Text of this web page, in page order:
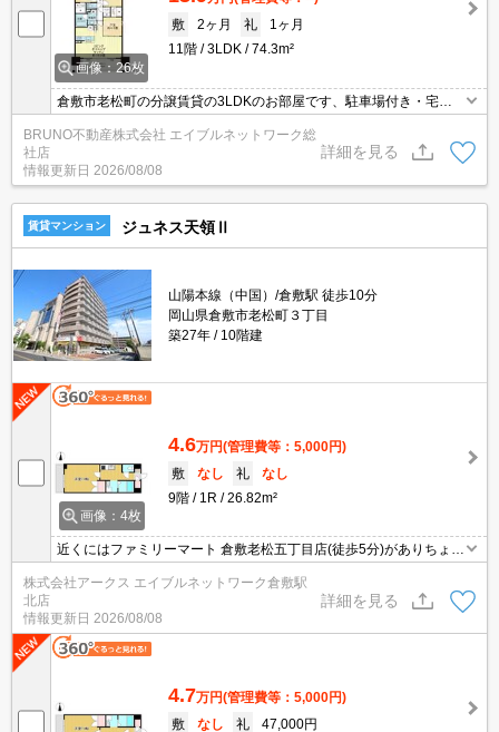
画像：26枚
敷
2ヶ月 礼
1ヶ月
11階
3LDK 74.3m²
倉敷市老松町の分譲賃貸の3LDKのお部屋です、駐車場付き・宅配
ボックスもあります、近隣にスーパー・コンビニなどお店多数あり
ます。JR倉敷駅まで徒歩圏です。
BRUNO不動産株式会社 エイブルネットワーク総
社店
情報更新日 2026/08/08
詳細を見る
賃貸マンション ジュネス天領Ⅱ
山陽本線（中国）/倉敷駅 徒歩10分
岡山県倉敷市老松町３丁目
築27年
10階建
画像：4枚
4.6万円(管理費等：5,000円)
敷
なし 礼
なし
9階
1R 26.82m²
近くにはファミリーマート 倉敷老松五丁目店(徒歩5分)がありちょっ
て収納できる独立洗面台が付いております。来訪者を確認してから
施錠を解除できるため防犯対策として優れているオートロック機能
があります。
株式会社アークス エイブルネットワーク倉敷駅
北店
情報更新日 2026/08/08
詳細を見る
4.7万円(管理費等：5,000円)
敷
なし 礼
47,000円